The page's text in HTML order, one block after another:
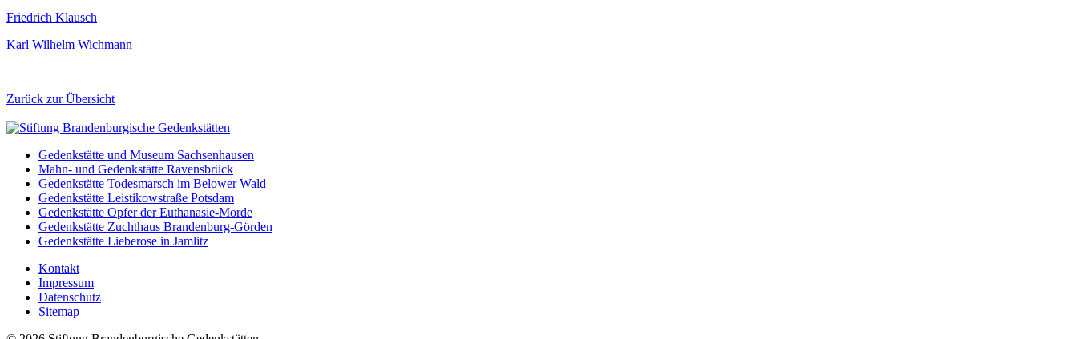
Friedrich Klausch
Karl Wilhelm Wichmann
Zurück zur Übersicht
Gedenkstätte und Museum Sachsenhausen
Mahn- und Gedenkstätte Ravensbrück
Gedenkstätte Todesmarsch im Belower Wald
Gedenkstätte Leistikowstraße Potsdam
Gedenkstätte Opfer der Euthanasie-Morde
Gedenkstätte Zuchthaus Brandenburg-Görden
Gedenkstätte Lieberose in Jamlitz
Kontakt
Impressum
Datenschutz
Sitemap